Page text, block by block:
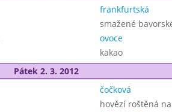
frankfurtská
smažené
ovoce
kakao
Pátek 2. 3. 2012
čočková
hovězí roštěná